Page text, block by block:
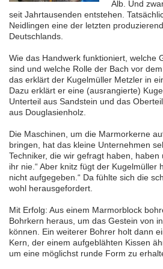
Alb. Und
seit Jahrtausenden entstehen.
Neidlingen eine der letzten
Deutschlands.
Wie das Handwerk funktioniert, welche
sind und welche Rolle der Bach vor
das erklärt der Kugelmüller Metzler in
Dazu erklärt er eine (ausrangierte)
Unterteil aus Sandstein und das
aus Douglasienholz.
Die Maschinen, um die Marmorkerne
bringen, hat das kleine Unternehmen
Techniker, die wir gefragt haben,
ihr nie.“ Aber knitz fügt der Kugelmüller
nicht aufgegeben.“ Da fühlte sich die
wohl herausgefordert.
Mit Erfolg: Aus einem Marmorblock
Bohrkern heraus, um das Gestein von
können. Ein weiterer Bohrer holt dann
Kern, der einem aufgeblähten Kissen
um eine möglichst runde Form zu